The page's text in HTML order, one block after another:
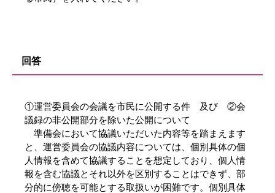
回答
①運営委員会の会議を市民に公開する件 及び ②会
議録の非公開部分を除いた公開について
準備会において協議いただいた内容等を踏まえます
と、運営委員会の協議内容については、個別具体の個
人情報を含めて協議することを想定しており、個人情
報を含む協議とそれ以外を区別することはできず、部
分的に傍聴を可能とする取扱いが困難です。個別具体